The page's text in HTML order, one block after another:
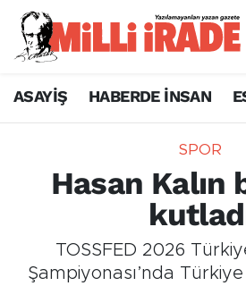
ASAYİŞ HABERDE İNSAN
SPOR
Hasan Kalın
TOSSFED 2026
Şampiyonası’nda